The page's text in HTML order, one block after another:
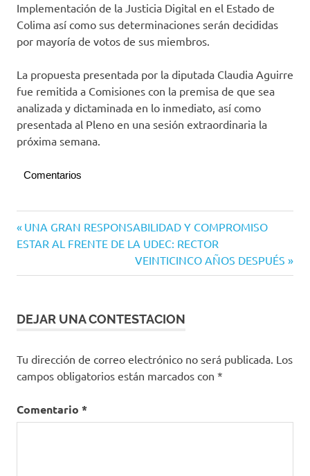
Implementación de la Justicia Digital en el Estado de
Colima así como sus determinaciones serán decididas
por mayoría de votos de sus miembros.
La propuesta presentada por la diputada Claudia Aguirre
fue remitida a Comisiones con la premisa de que sea
analizada y dictaminada en lo inmediato, así como
presentada al Pleno en una sesión extraordinaria la
próxima semana.
Comentarios
del
Estado
Navegación
de
entradas
Entrada
anterior:
UNA GRAN RESPONSABILIDAD Y COMPROMISO
ESTAR AL FRENTE DE LA UDEC: RECTOR
Siguiente
entrada:
VEINTICINCO AÑOS DESPUÉS
DEJAR UNA CONTESTACION
Tu dirección de correo electrónico no será publicada. Los
campos obligatorios están marcados con *
Comentario *